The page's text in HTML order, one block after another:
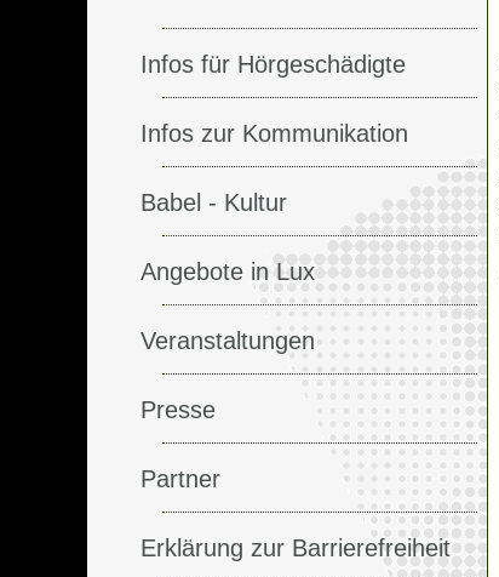
Infos für Hörgeschädigte
Infos zur Kommunikation
Babel - Kultur
Angebote in Lux
Veranstaltungen
Presse
Partner
Erklärung zur Barrierefreiheit